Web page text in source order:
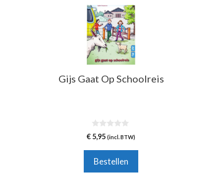
Gijs Gaat Op Schoolreis
0
v
5
€ 5,95 (incl. BTW)
Bestellen